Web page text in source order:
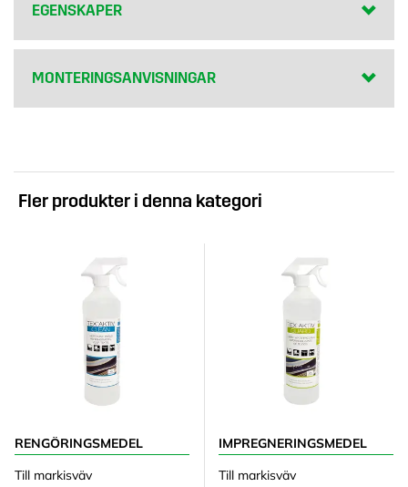
EGENSKAPER
MONTERINGSANVISNINGAR
Fler produkter i denna kategori
RENGÖRINGSMEDEL
Till markisväv
IMPREGNERINGSMEDEL
Till markisväv